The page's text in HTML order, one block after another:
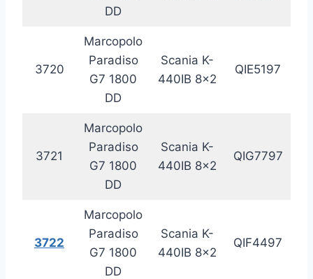
DD
3720
Marcopolo
Paradiso
G7 1800
DD
Scania K-
440IB 8×2
QIE5197
3721
Marcopolo
Paradiso
G7 1800
DD
Scania K-
440IB 8×2
QIG7797
3722
Marcopolo
Paradiso
G7 1800
DD
Scania K-
440IB 8×2
QIF4497